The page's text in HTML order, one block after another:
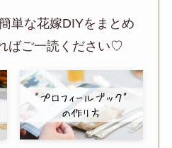
単な花嫁DIYをまとめ
ばご一読ください♡